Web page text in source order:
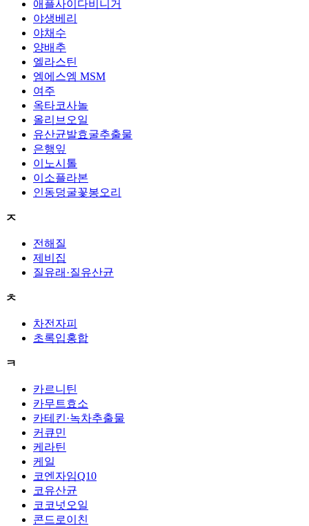
애플사이다비니거
야생베리
야채수
양배추
엘라스틴
엠에스엠 MSM
여주
옥타코사놀
올리브오일
유산균발효굴추출물
은행잎
이노시톨
이소플라본
인동덩굴꽃봉오리
ㅈ
전해질
제비집
질유래·질유산균
ㅊ
차전자피
초록입홍합
ㅋ
카르니틴
카무트효소
카테킨·녹차추출물
커큐민
케라틴
케일
코엔자임Q10
코유산균
코코넛오일
콘드로이친